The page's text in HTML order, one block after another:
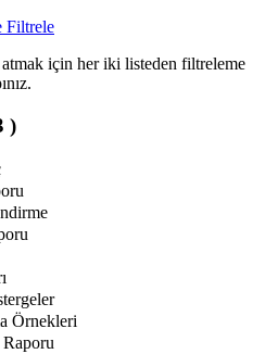
Filtrele
için her iki listeden filtreleme
)
Örnekleri